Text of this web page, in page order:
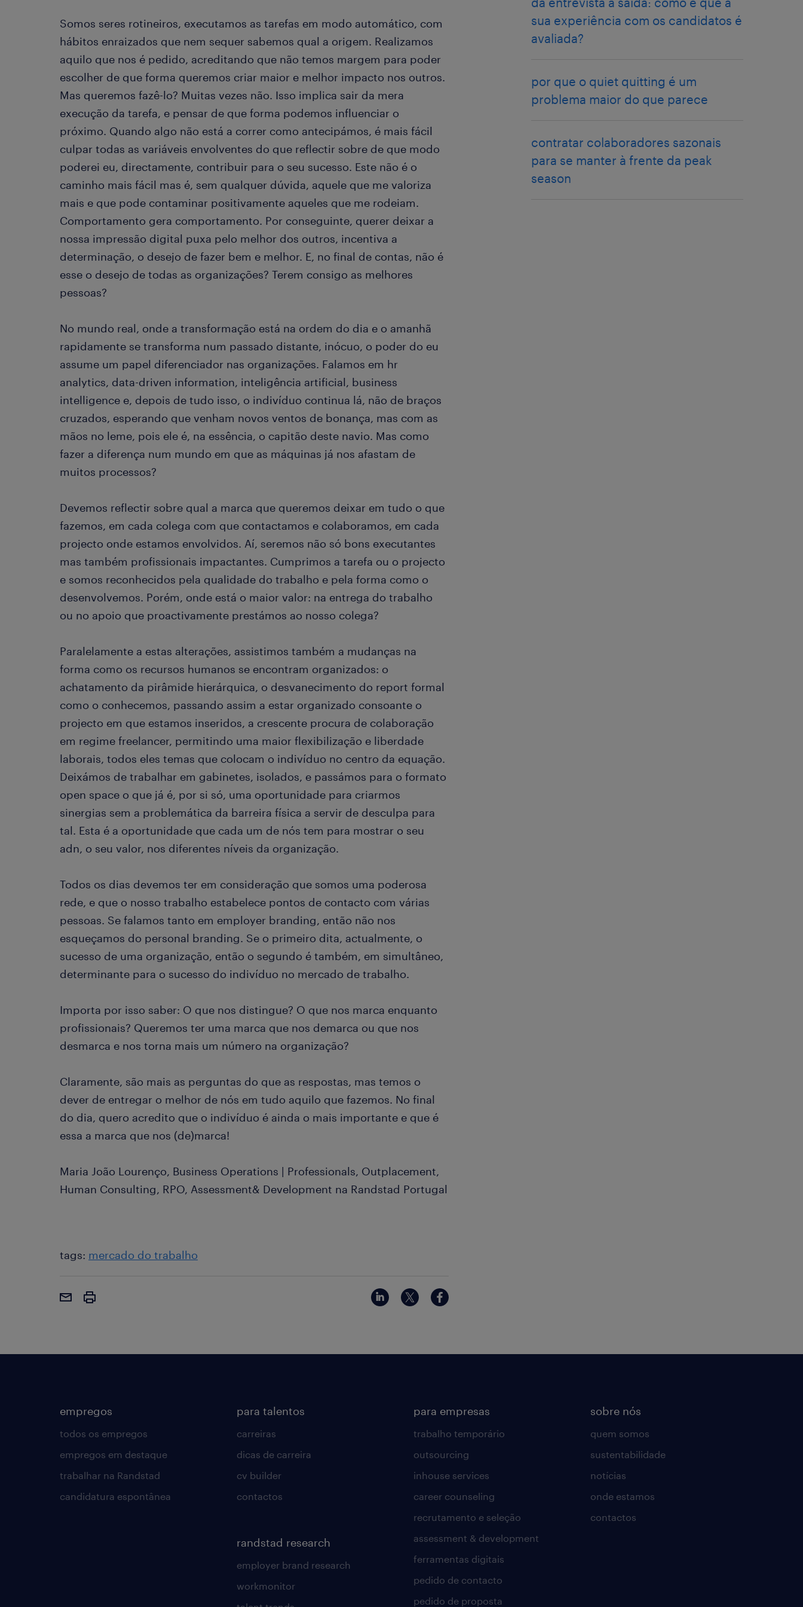
Somos seres rotineiros, executamos as tarefas em modo automático, com
hábitos enraizados que nem sequer sabemos qual a origem. Realizamos
aquilo que nos é pedido, acreditando que não temos margem para poder
escolher de que forma queremos criar maior e melhor impacto nos outros.
Mas queremos fazê-lo? Muitas vezes não. Isso implica sair da mera
execução da tarefa, e pensar de que forma podemos influenciar o
próximo. Quando algo não está a correr como antecipámos, é mais fácil
culpar todas as variáveis envolventes do que reflectir sobre de que modo
poderei eu, directamente, contribuir para o seu sucesso. Este não é o
caminho mais fácil mas é, sem qualquer dúvida, aquele que me valoriza
mais e que pode contaminar positivamente aqueles que me rodeiam.
Comportamento gera comportamento. Por conseguinte, querer deixar a
nossa impressão digital puxa pelo melhor dos outros, incentiva a
determinação, o desejo de fazer bem e melhor. E, no final de contas, não é
esse o desejo de todas as organizações? Terem consigo as melhores
pessoas?
No mundo real, onde a transformação está na ordem do dia e o amanhã
rapidamente se transforma num passado distante, inócuo, o poder do eu
assume um papel diferenciador nas organizações. Falamos em hr
analytics, data-driven information, inteligência artificial, business
intelligence e, depois de tudo isso, o indivíduo continua lá, não de braços
cruzados, esperando que venham novos ventos de bonança, mas com as
mãos no leme, pois ele é, na essência, o capitão deste navio. Mas como
fazer a diferença num mundo em que as máquinas já nos afastam de
muitos processos?
Devemos reflectir sobre qual a marca que queremos deixar em tudo o que
fazemos, em cada colega com que contactamos e colaboramos, em cada
projecto onde estamos envolvidos. Aí, seremos não só bons executantes
mas também profissionais impactantes. Cumprimos a tarefa ou o projecto
e somos reconhecidos pela qualidade do trabalho e pela forma como o
desenvolvemos. Porém, onde está o maior valor: na entrega do trabalho
ou no apoio que proactivamente prestámos ao nosso colega?
Paralelamente a estas alterações, assistimos também a mudanças na
forma como os recursos humanos se encontram organizados: o
achatamento da pirâmide hierárquica, o desvanecimento do report formal
como o conhecemos, passando assim a estar organizado consoante o
projecto em que estamos inseridos, a crescente procura de colaboração
em regime freelancer, permitindo uma maior flexibilização e liberdade
laborais, todos eles temas que colocam o indivíduo no centro da equação.
Deixámos de trabalhar em gabinetes, isolados, e passámos para o formato
open space o que já é, por si só, uma oportunidade para criarmos
sinergias sem a problemática da barreira física a servir de desculpa para
tal. Esta é a oportunidade que cada um de nós tem para mostrar o seu
adn, o seu valor, nos diferentes níveis da organização.
Todos os dias devemos ter em consideração que somos uma poderosa
rede, e que o nosso trabalho estabelece pontos de contacto com várias
pessoas. Se falamos tanto em employer branding, então não nos
esqueçamos do personal branding. Se o primeiro dita, actualmente, o
sucesso de uma organização, então o segundo é também, em simultâneo,
determinante para o sucesso do indivíduo no mercado de trabalho.
Importa por isso saber: O que nos distingue? O que nos marca enquanto
profissionais? Queremos ter uma marca que nos demarca ou que nos
desmarca e nos torna mais um número na organização?
Claramente, são mais as perguntas do que as respostas, mas temos o
dever de entregar o melhor de nós em tudo aquilo que fazemos. No final
do dia, quero acredito que o indivíduo é ainda o mais importante e que é
essa a marca que nos (de)marca!
Maria João Lourenço, Business Operations | Professionals, Outplacement,
Human Consulting, RPO, Assessment& Development na Randstad Portugal
tags: mercado do trabalho
sua experiência com os candidatos é
avaliada?
por que o quiet quitting é um
problema maior do que parece
contratar colaboradores sazonais
para se manter à frente da peak
season
empregos
todos os empregos
empregos em destaque
trabalhar na Randstad
candidatura espontânea
para talentos
carreiras
dicas de carreira
cv builder
contactos
randstad research
employer brand research
workmonitor
para empresas
trabalho temporário
outsourcing
inhouse services
career counseling
recrutamento e seleção
assessment & development
ferramentas digitais
pedido de contacto
pedido de proposta
sobre nós
quem somos
sustentabilidade
notícias
onde estamos
contactos